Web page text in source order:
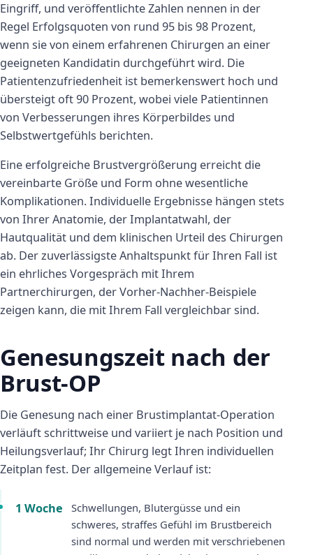
Eingriff, und veröffentlichte Zahlen nennen in der
Regel Erfolgsquoten von rund 95 bis 98 Prozent,
wenn sie von einem erfahrenen Chirurgen an einer
geeigneten Kandidatin durchgeführt wird. Die
Patientenzufriedenheit ist bemerkenswert hoch und
übersteigt oft 90 Prozent, wobei viele Patientinnen
von Verbesserungen ihres Körperbildes und
Selbstwertgefühls berichten.
Eine erfolgreiche Brustvergrößerung erreicht die
vereinbarte Größe und Form ohne wesentliche
Komplikationen. Individuelle Ergebnisse hängen stets
von Ihrer Anatomie, der Implantatwahl, der
Hautqualität und dem klinischen Urteil des Chirurgen
ab. Der zuverlässigste Anhaltspunkt für Ihren Fall ist
ein ehrliches Vorgespräch mit Ihrem
Partnerchirurgen, der Vorher-Nachher-Beispiele
zeigen kann, die mit Ihrem Fall vergleichbar sind.
Genesungszeit nach der
Brust-OP
Die Genesung nach einer Brustimplantat-Operation
verläuft schrittweise und variiert je nach Position und
Heilungsverlauf; Ihr Chirurg legt Ihren individuellen
Zeitplan fest. Der allgemeine Verlauf ist:
1 Woche
Schwellungen, Blutergüsse und ein
schweres, straffes Gefühl im Brustbereich
sind normal und werden mit verschriebenen